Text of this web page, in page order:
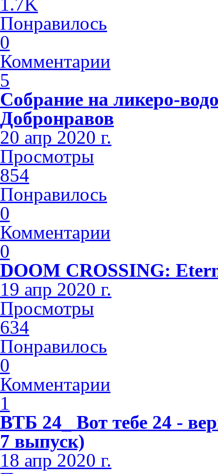
Понравилось
0
Комментарии
5
Собрание на ликеро-
Добронравов
20 апр 2020 г.
Просмотры
854
Понравилось
0
Комментарии
0
DOOM CROSSING:
19 апр 2020 г.
Просмотры
634
Понравилось
0
Комментарии
1
ВТБ 24_ Вот тебе 24 -
7 выпуск)
18 апр 2020 г.